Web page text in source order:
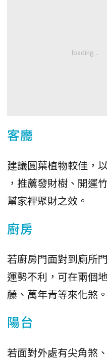
客廳
建議圓葉植物較佳，
，推薦發財樹、開運
幫家裡聚財之效。
廚房
若廚房門面對到廁所
運勢不利，可在兩個
藤、萬年青等來化煞。
陽台
若面對外處有尖角煞